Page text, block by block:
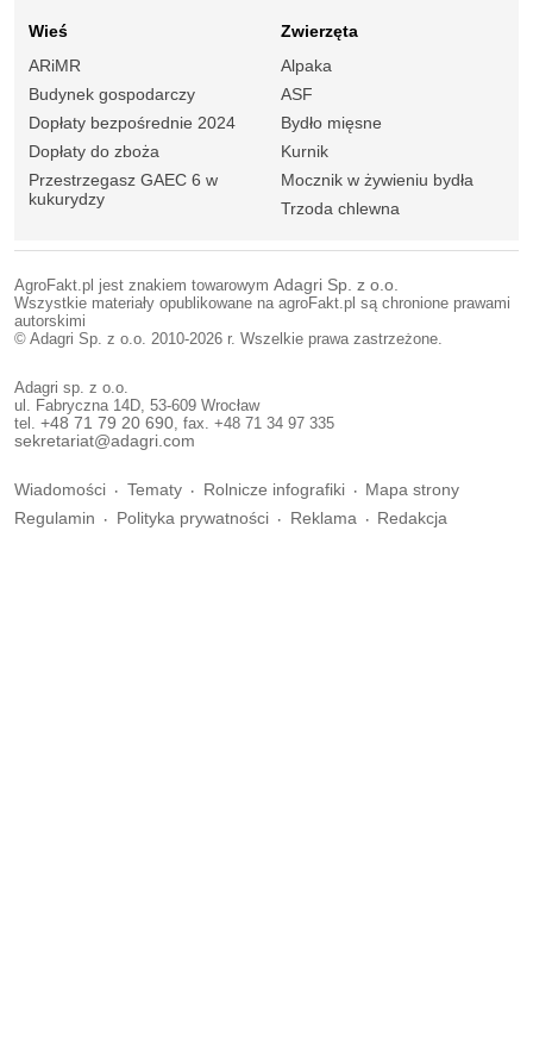
Wieś
ARiMR
Budynek gospodarczy
Dopłaty bezpośrednie 2024
Dopłaty do zboża
Przestrzegasz GAEC 6 w
kukurydzy
Zwierzęta
Alpaka
ASF
Bydło mięsne
Kurnik
Mocznik w żywieniu bydła
Trzoda chlewna
AgroFakt.pl jest znakiem towarowym Adagri Sp. z o.o.
Wszystkie materiały opublikowane na agroFakt.pl są chronione prawami
autorskimi
© Adagri Sp. z o.o. 2010-2026 r. Wszelkie prawa zastrzeżone.
Adagri sp. z o.o.
ul. Fabryczna 14D, 53-609 Wrocław
tel. +48 71 79 20 690 , fax. +48 71 34 97 335
sekretariat@adagri.com
Wiadomości Tematy Rolnicze infografiki
Mapa strony
Regulamin
Polityka prywatności Reklama Redakcja